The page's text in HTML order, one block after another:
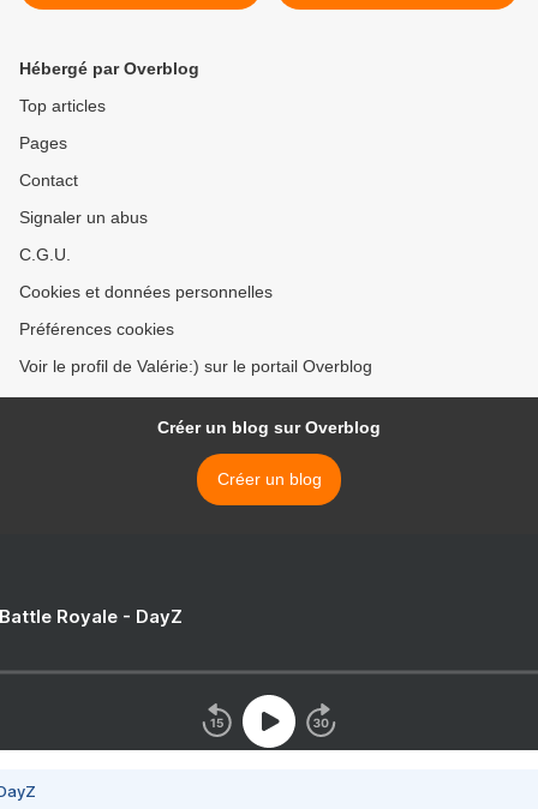
Hébergé par Overblog
Top articles
Pages
Contact
Signaler un abus
C.G.U.
Cookies et données personnelles
Préférences cookies
Voir le profil de Valérie:) sur le portail Overblog
Créer un blog sur Overblog
Créer un blog
Royale - DayZ